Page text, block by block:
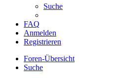
Suche
FAQ
Anmelden
Registrieren
Foren-Übersicht
Suche